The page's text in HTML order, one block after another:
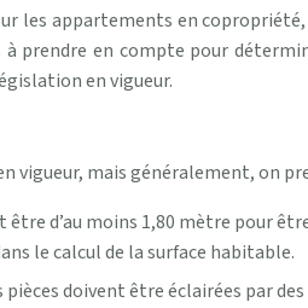
les appartements en
prendre en compte pour
en vigueur.
vigueur, mais généralement, on
être d’au moins 1,80 mètre pour
le calcul de la surface habitable.
pièces doivent être éclairées par